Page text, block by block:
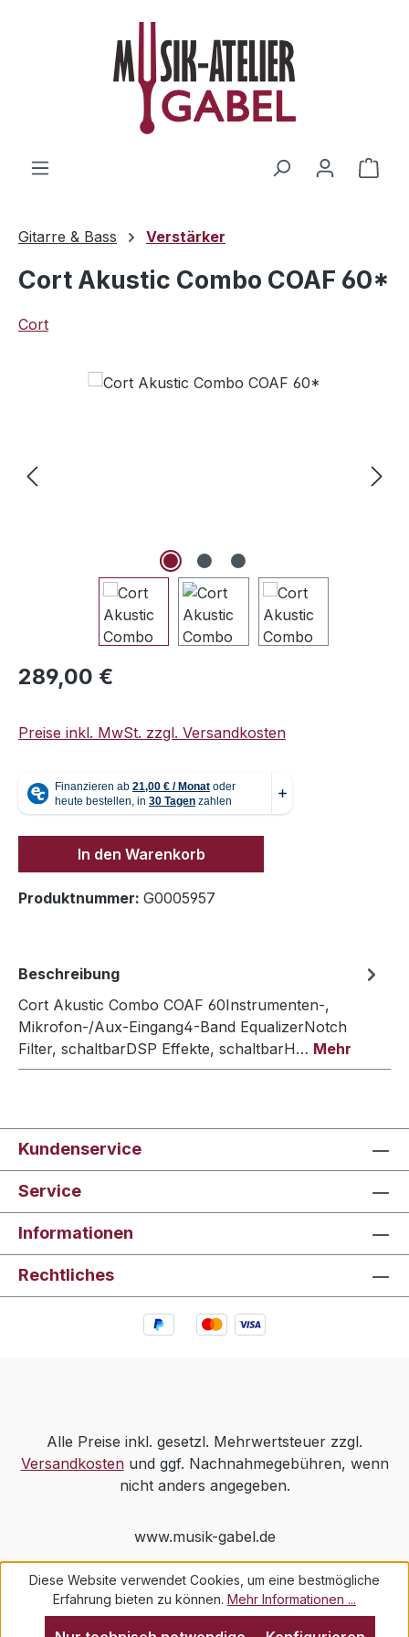
Zum Hauptinhalt springen
Gitarre & Bass Verstärker
Cort Akustic Combo COAF 60*
Cort
Bildergalerie überspringen
Regulärer Preis:
289,00 €
Preise inkl. MwSt. zzgl. Versandkosten
In den Warenkorb
Produktnummer: G0005957
Beschreibung
Cort Akustic Combo COAF 60Instrumenten-,
Mikrofon-/Aux-Eingang4-Band EqualizerNotch
Filter, schaltbarDSP Effekte, schaltbarH… Mehr
Kundenservice
Service
Informationen
Rechtliches
Alle Preise inkl. gesetzl. Mehrwertsteuer zzgl.
Versandkostenund ggf. Nachnahmegebühren, wenn
nicht anders angegeben.
www.musik-gabel.de
Diese Website verwendet Cookies, um eine bestmögliche
Erfahrung bieten zu können. Mehr Informationen ...